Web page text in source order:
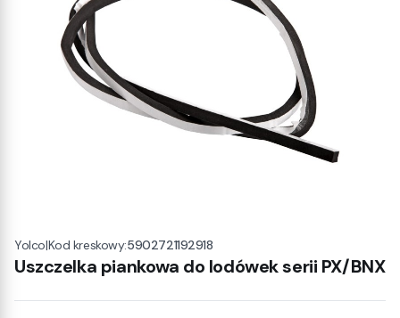
Yolco|Kod kreskowy:5902721192918
Uszczelka piankowa do lodówek serii PX/BNX